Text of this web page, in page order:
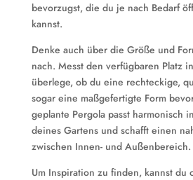
bevorzugst, die du je nach Bedarf
kannst.
Denke auch über die Größe und
nach. Messt den verfügbaren Platz
überlege, ob du eine rechteckige,
sogar eine maßgefertigte Form
geplante Pergola passt harmonisch
deines Gartens und schafft einen
zwischen Innen- und Außenbereich.
Um Inspiration zu finden, kannst du